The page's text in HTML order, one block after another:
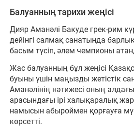
Балуанның тарихи жеңісі
Дияр Аманәлі Бакуде грек-рим
дейінгі салмақ санатында
басым түсіп, әлем чемпионы
Жас балуанның бұл жеңісі
буыны үшін маңызды жетістік
Аманәлінің нәтижесі оның
арасындағы ірі халықаралық
намысын абыроймен қорғауға
көрсетті.